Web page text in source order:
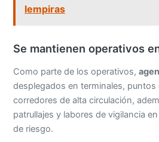
lempiras
Se mantienen operativos
Como parte de los operativos,
desplegados en terminales, puntos
corredores de alta circulación,
patrullajes y labores de vigilancia
de riesgo.